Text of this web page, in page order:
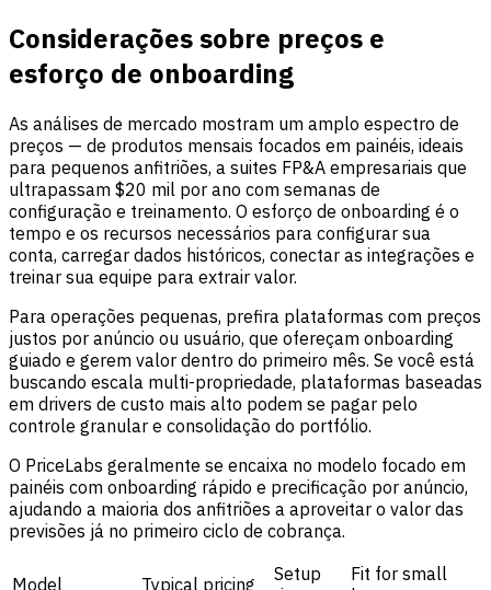
Considerações sobre preços e
esforço de onboarding
As análises de mercado mostram um amplo espectro de
preços — de produtos mensais focados em painéis, ideais
para pequenos anfitriões, a suites FP&A empresariais que
ultrapassam $20 mil por ano com semanas de
configuração e treinamento. O esforço de onboarding é o
tempo e os recursos necessários para configurar sua
conta, carregar dados históricos, conectar as integrações e
treinar sua equipe para extrair valor.
Para operações pequenas, prefira plataformas com preços
justos por anúncio ou usuário, que ofereçam onboarding
guiado e gerem valor dentro do primeiro mês. Se você está
buscando escala multi-propriedade, plataformas baseadas
em drivers de custo mais alto podem se pagar pelo
controle granular e consolidação do portfólio.
O PriceLabs geralmente se encaixa no modelo focado em
painéis com onboarding rápido e precificação por anúncio,
ajudando a maioria dos anfitriões a aproveitar o valor das
previsões já no primeiro ciclo de cobrança.
Model Typical pricing
Setup
Fit for small